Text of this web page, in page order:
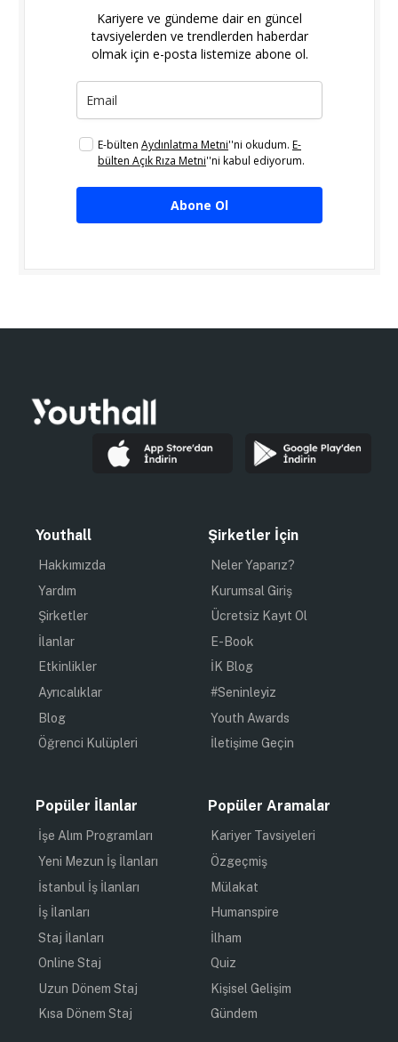
Kariyere ve gündeme dair en güncel
tavsiyelerden ve trendlerden haberdar
olmak için e-posta listemize abone ol.
E-bülten Aydınlatma Metni''ni okudum. E-
bülten Açık Rıza Metni''ni kabul ediyorum.
Abone Ol
Youthall
Hakkımızda
Yardım
Şirketler
İlanlar
Etkinlikler
Ayrıcalıklar
Blog
Öğrenci Kulüpleri
Şirketler İçin
Neler Yaparız?
Kurumsal Giriş
Ücretsiz Kayıt Ol
E-Book
İK Blog
#Seninleyiz
Youth Awards
İletişime Geçin
Popüler İlanlar
İşe Alım Programları
Yeni Mezun İş İlanları
İstanbul İş İlanları
İş İlanları
Staj İlanları
Online Staj
Uzun Dönem Staj
Kısa Dönem Staj
Popüler Aramalar
Kariyer Tavsiyeleri
Özgeçmiş
Mülakat
Humanspire
İlham
Quiz
Kişisel Gelişim
Gündem